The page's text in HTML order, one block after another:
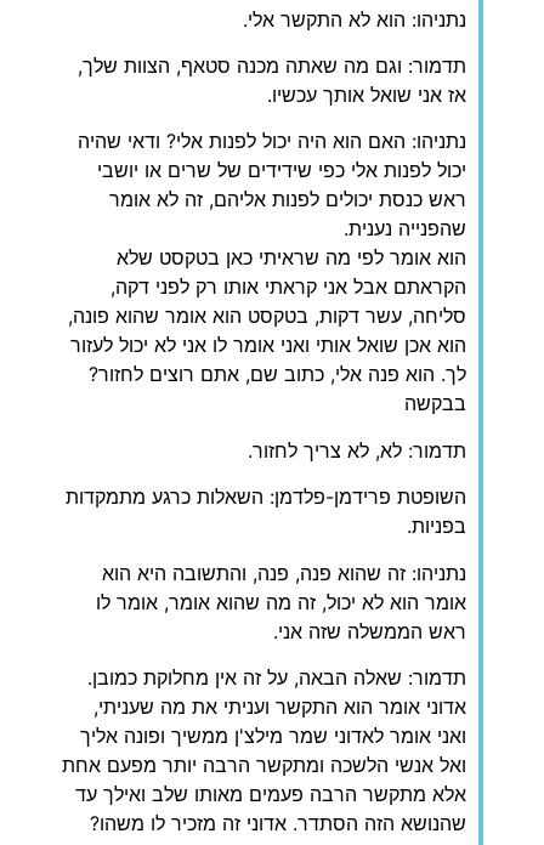
נתניהו: הוא לא התקשר אלי.
תדמור: וגם מה שאתה מכנה סטאף, הצוות שלך,
אז אני שואל אותך עכשיו.
נתניהו: האם הוא היה יכול לפנות אלי? ודאי שהיה
יכול לפנות אלי כפי שידידים של שרים או יושבי
ראש כנסת יכולים לפנות אליהם, זה לא אומר
שהפנייה נענית.
הוא אומר לפי מה שראיתי כאן בטקסט שלא
הקראתם אבל אני קראתי אותו רק לפני דקה,
סליחה, עשר דקות, בטקסט הוא אומר שהוא פונה,
הוא אכן שואל אותי ואני אומר לו אני לא יכול לעזור
לך. הוא פנה אלי, כתוב שם, אתם רוצים לחזור?
בבקשה
תדמור: לא, לא צריך לחזור.
השופטת פרידמן-פלדמן: השאלות כרגע מתמקדות
בפניות.
נתניהו: זה שהוא פנה, פנה, והתשובה היא הוא
אומר הוא לא יכול, זה מה שהוא אומר, אומר לו
ראש הממשלה שזה אני.
תדמור: שאלה הבאה, על זה אין מחלוקת כמובן.
אדוני אומר הוא התקשר ועניתי את מה שעניתי,
ואני אומר לאדוני שמר מילצ'ן ממשיך ופונה אליך
ואל אנשי הלשכה ומתקשר הרבה יותר מפעם אחת
אלא מתקשר הרבה פעמים מאותו שלב ואילך עד
שהנושא הזה הסתדר. אדוני זה מזכיר לו משהו?